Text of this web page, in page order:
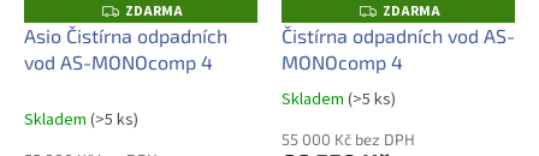
Z
D
A
R
ZDARMA
Asio Čistírna odpadních
vod AS-MONOcomp 4
Skladem (>5 ks)
Z
D
A
R
M
A
ZDARMA
Čistírna odpadních vod AS-
MONOcomp 4
Průměrné
produktu
Skladem (>5 ks)
55 000 Kč bez DPH